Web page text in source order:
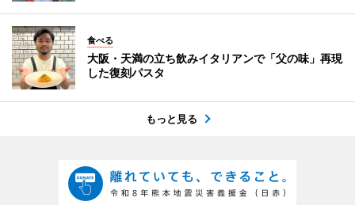
食べる
大阪・天満の立ち飲みイタリアンで「父の味」再現
した復刻パスタ
もっと見る